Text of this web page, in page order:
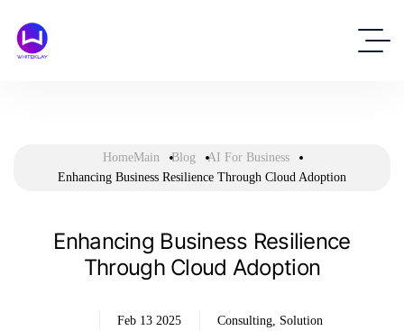
HomeMain Blog
AI For Business
Enhancing Business Resilience Through Cloud Adoption
Enhancing Business Resilience
Through Cloud Adoption
Feb 13 2025 Consulting, Solution